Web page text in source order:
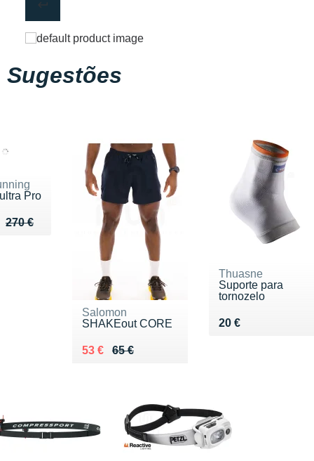
Sugestões
Pro
270 €
de 270 €
215 €
Salomon
SHAKEout CORE
65 €
Au lieu de 65 €
53 €
Vendu 53 €
Thuasne
Suporte para
tornozelo
20 €
Vendu 20 €